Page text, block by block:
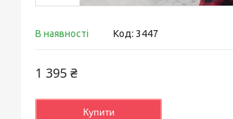
В наявності Код: 3447
1 395 ₴
Купити